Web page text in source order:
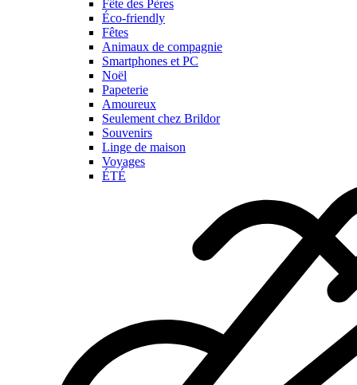
Fête des Pères
Éco-friendly
Fêtes
Animaux de compagnie
Smartphones et PC
Noël
Papeterie
Amoureux
Seulement chez Brildor
Souvenirs
Linge de maison
Voyages
ÉTÉ